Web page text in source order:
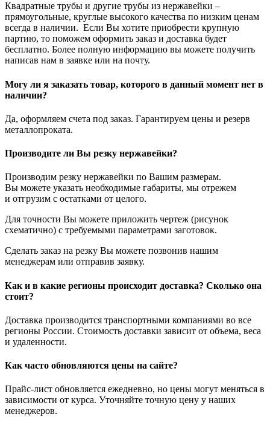
Квадратные трубы и другие трубы из нержавейки –
прямоугольные, круглые высокого качества по низким ценам
всегда в наличии. Если Вы хотите приобрести крупную
партию, то поможем оформить заказ и доставка будет
бесплатно. Более полную информацию вы можете получить
написав нам в заявке или на почту.
Могу ли я заказать товар, которого в данный момент нет в
наличии?
Да, оформляем счета под заказ. Гарантируем цены и резерв
металлопроката.
Производите ли Вы резку нержавейки?
Производим резку нержавейки по Вашим размерам.
Вы можете указать необходимые габариты, мы отрежем
и отгрузим с остатками от целого.
Для точности Вы можете приложить чертеж (рисунок
схематично) с требуемыми параметрами заготовок.
Сделать заказ на резку Вы можете позвонив нашим
менеджерам или отправив заявку.
Как и в какие регионы происходит доставка? Сколько она
стоит?
Доставка производится транспортными компаниями во все
регионы России. Стоимость доставки зависит от объема, веса
и удаленности.
Как часто обновляются цены на сайте?
Прайс-лист обновляется ежедневно, но цены могут меняться в
зависимости от курса. Уточняйте точную цену у наших
менеджеров.